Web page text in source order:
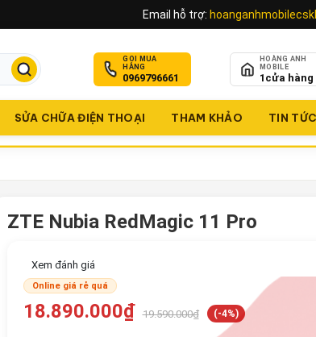
Email hỗ trợ:
GỌI MUA
HÀNG
0969796661
HOÀNG ANH
MOBILE
1 cửa hàng
SỬA CHỮA ĐIỆN THOẠI THAM KHẢO TIN
ZTE Nubia RedMagic 11 Pro
Xem đánh giá
Online giá rẻ quá
18.890.000₫ 19.590.000₫ (-4%)